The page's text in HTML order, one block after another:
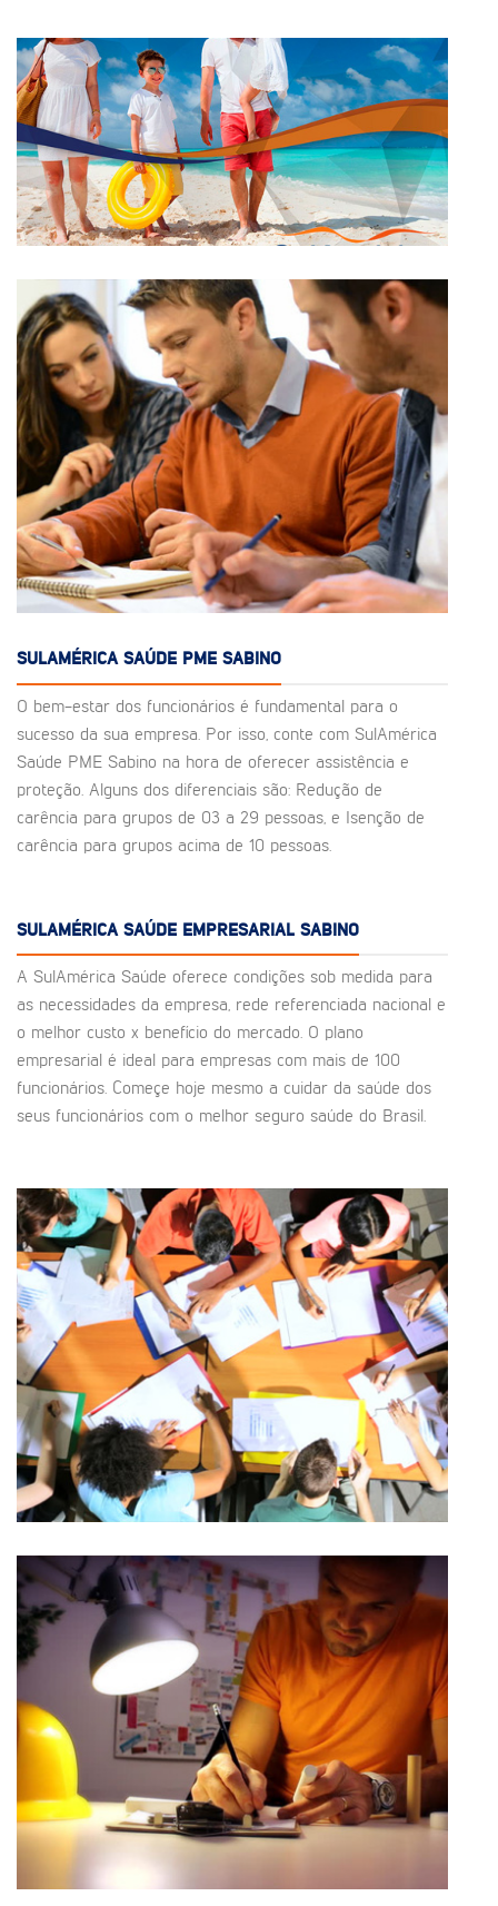
SULAMÉRICA SAÚDE PME SABINO
O bem-estar dos funcionários é fundamental para o
sucesso da sua empresa. Por isso, conte com SulAmérica
Saúde PME Sabino na hora de oferecer assistência e
proteção. Alguns dos diferenciais são: Redução de
carência para grupos de 03 a 29 pessoas, e Isenção de
carência para grupos acima de 10 pessoas.
SULAMÉRICA SAÚDE EMPRESARIAL SABINO
A SulAmérica Saúde oferece condições sob medida para
as necessidades da empresa, rede referenciada nacional e
o melhor custo x benefício do mercado. O plano
empresarial é ideal para empresas com mais de 100
funcionários. Começe hoje mesmo a cuidar da saúde dos
seus funcionários com o melhor seguro saúde do Brasil.